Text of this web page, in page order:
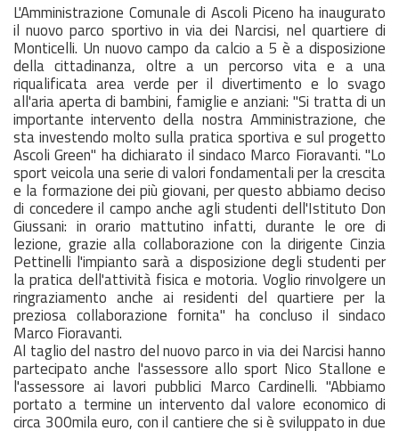
L'Amministrazione Comunale di Ascoli Piceno ha inaugurato
il nuovo parco sportivo in via dei Narcisi, nel quartiere di
Monticelli. Un nuovo campo da calcio a 5 è a disposizione
della cittadinanza, oltre a un percorso vita e a una
riqualificata area verde per il divertimento e lo svago
all'aria aperta di bambini, famiglie e anziani: "Si tratta di un
importante intervento della nostra Amministrazione, che
sta investendo molto sulla pratica sportiva e sul progetto
Ascoli Green" ha dichiarato il sindaco Marco Fioravanti. "Lo
sport veicola una serie di valori fondamentali per la crescita
e la formazione dei più giovani, per questo abbiamo deciso
di concedere il campo anche agli studenti dell'Istituto Don
Giussani: in orario mattutino infatti, durante le ore di
lezione, grazie alla collaborazione con la dirigente Cinzia
Pettinelli l'impianto sarà a disposizione degli studenti per
la pratica dell'attività fisica e motoria. Voglio rinvolgere un
ringraziamento anche ai residenti del quartiere per la
preziosa collaborazione fornita" ha concluso il sindaco
Marco Fioravanti.
Al taglio del nastro del nuovo parco in via dei Narcisi hanno
partecipato anche l'assessore allo sport Nico Stallone e
l'assessore ai lavori pubblici Marco Cardinelli. "Abbiamo
portato a termine un intervento dal valore economico di
circa 300mila euro, con il cantiere che si è sviluppato in due